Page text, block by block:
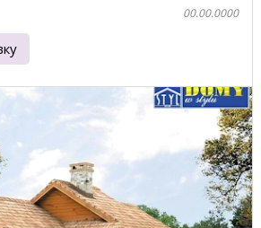
00.00.0000